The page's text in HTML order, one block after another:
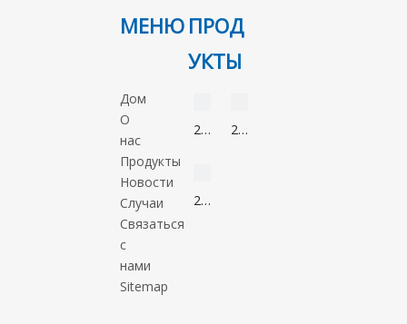
МЕНЮ
Дом
О
нас
Продукты
Новости
Случаи
Связаться
с
нами
Sitemap
ПРОД
УКТЫ
2-
6
2-
2-